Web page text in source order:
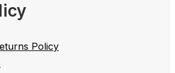
Policy